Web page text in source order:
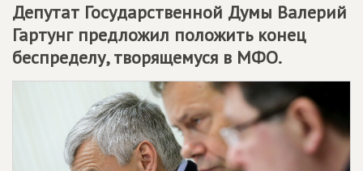
Депутат Государственной Думы Валерий
Гартунг предложил положить конец
беспределу, творящемуся в МФО.